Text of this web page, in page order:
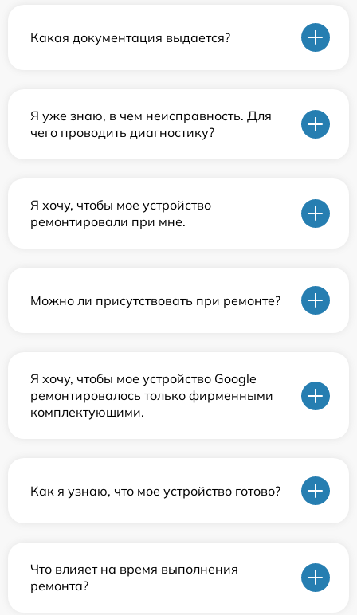
Какая документация выдается?
Я уже знаю, в чем неисправность. Для
чего проводить диагностику?
Я хочу, чтобы мое устройство
ремонтировали при мне.
Можно ли присутствовать при ремонте?
Я хочу, чтобы мое устройство Google
ремонтировалось только фирменными
комплектующими.
Как я узнаю, что мое устройство готово?
Что влияет на время выполнения
ремонта?